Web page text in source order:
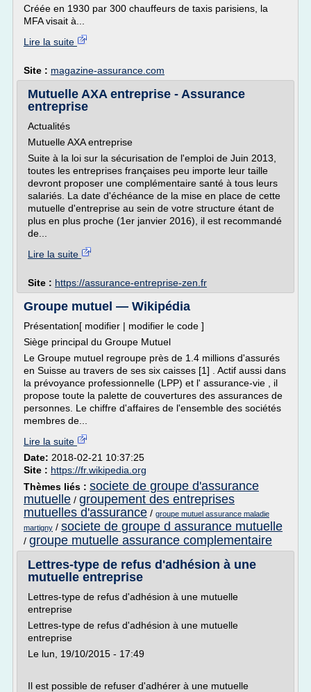
Créée en 1930 par 300 chauffeurs de taxis parisiens, la
MFA visait à...
Lire la suite
Site : magazine-assurance.com
Mutuelle AXA entreprise - Assurance
entreprise
Actualités
Mutuelle AXA entreprise
Suite à la loi sur la sécurisation de l'emploi de Juin 2013,
toutes les entreprises françaises peu importe leur taille
devront proposer une complémentaire santé à tous leurs
salariés. La date d'échéance de la mise en place de cette
mutuelle d'entreprise au sein de votre structure étant de
plus en plus proche (1er janvier 2016), il est recommandé
de...
Lire la suite
Site : https://assurance-entreprise-zen.fr
Groupe mutuel — Wikipédia
Présentation[ modifier | modifier le code ]
Siège principal du Groupe Mutuel
Le Groupe mutuel regroupe près de 1.4 millions d'assurés
en Suisse au travers de ses six caisses [1] . Actif aussi dans
la prévoyance professionnelle (LPP) et l' assurance-vie , il
propose toute la palette de couvertures des assurances de
personnes. Le chiffre d'affaires de l'ensemble des sociétés
membres de...
Lire la suite
Date: 2018-02-21 10:37:25
Site : https://fr.wikipedia.org
Thèmes liés : societe de groupe d'assurance
mutuelle / groupement des entreprises
mutuelles d'assurance / groupe mutuel assurance maladie
martigny / societe de groupe d assurance mutuelle
/ groupe mutuelle assurance complementaire
Lettres-type de refus d'adhésion à une
mutuelle entreprise
Lettres-type de refus d'adhésion à une mutuelle
entreprise
Lettres-type de refus d'adhésion à une mutuelle
entreprise
Le lun, 19/10/2015 - 17:49
Il est possible de refuser d'adhérer à une mutuelle